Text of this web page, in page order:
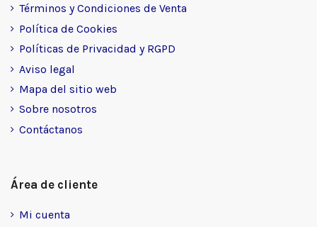
Términos y Condiciones de Venta
Política de Cookies
Políticas de Privacidad y RGPD
Aviso legal
Mapa del sitio web
Sobre nosotros
Contáctanos
Área de cliente
Mi cuenta